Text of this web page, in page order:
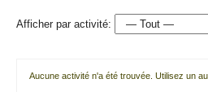
Afficher par activité:
Aucune activité n'a été trouvée. Utilisez un